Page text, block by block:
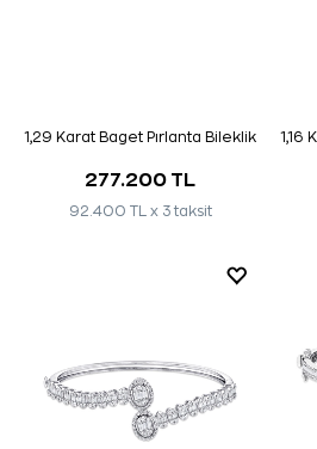
1,29 Karat Baget Pırlanta Bileklik
277.200 TL
92.400 TL x 3 taksit
1,16